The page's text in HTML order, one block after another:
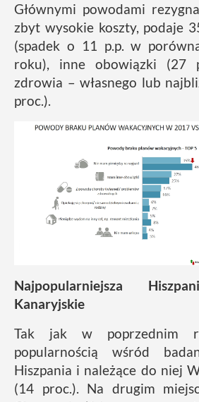
Głównymi powodami
zbyt wysokie koszty, podaje
(spadek o 11 p.p. w
roku), inne obowiązki (27
zdrowia – własnego lub
proc.).
Najpopularniejsza
Kanaryjskie
Tak jak w poprzednim
popularnością wśród
Hiszpania i należące do niej
(14 proc.). Na drugim